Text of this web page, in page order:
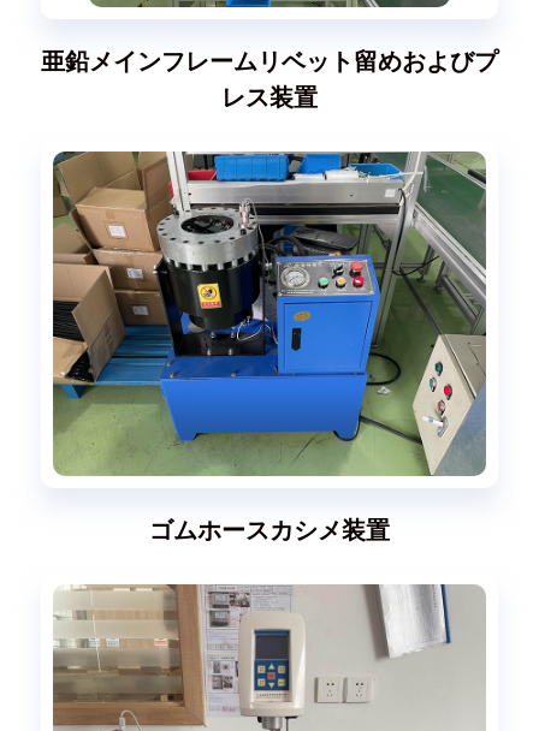
亜鉛メインフレームリベット留めおよびプ
レス装置
ゴムホースカシメ装置